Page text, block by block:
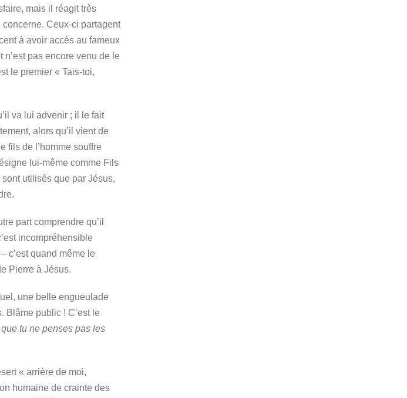
mais il réagit très
Ceux-ci partagent
à avoir accès au fameux
pas encore venu de le
le premier « Tais-toi,
va lui advenir ; il le fait
alors qu’il vient de
fils de l’homme souffre
lui-même comme Fils
utilisés que par Jésus,
part comprendre qu’il
incompréhensible
c’est quand même le
Pierre à Jésus.
une belle engueulade
Blâme public ! C’est le
tu ne penses pas les
« arrière de moi,
humaine de crainte des